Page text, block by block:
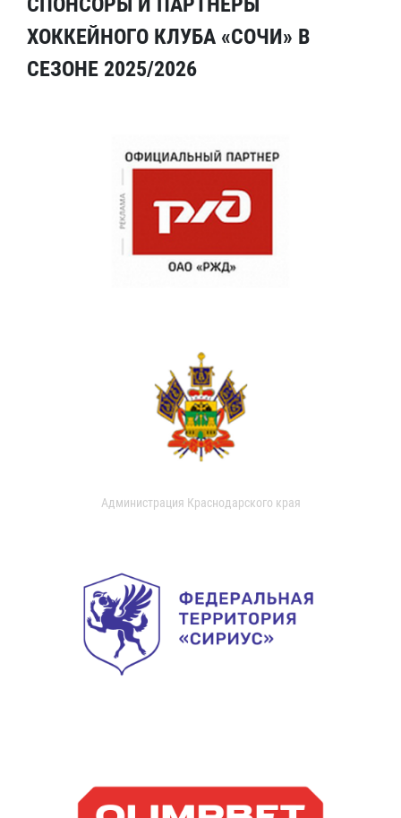
ХОККЕЙНОГО КЛУБА «СОЧИ» В
СЕЗОНЕ 2025/2026
Администрация Краснодарского края